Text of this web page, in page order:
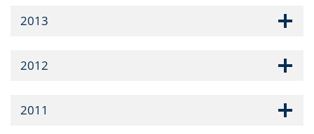
2013
2012
2011